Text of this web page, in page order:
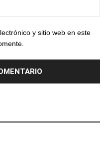
y sitio web en este